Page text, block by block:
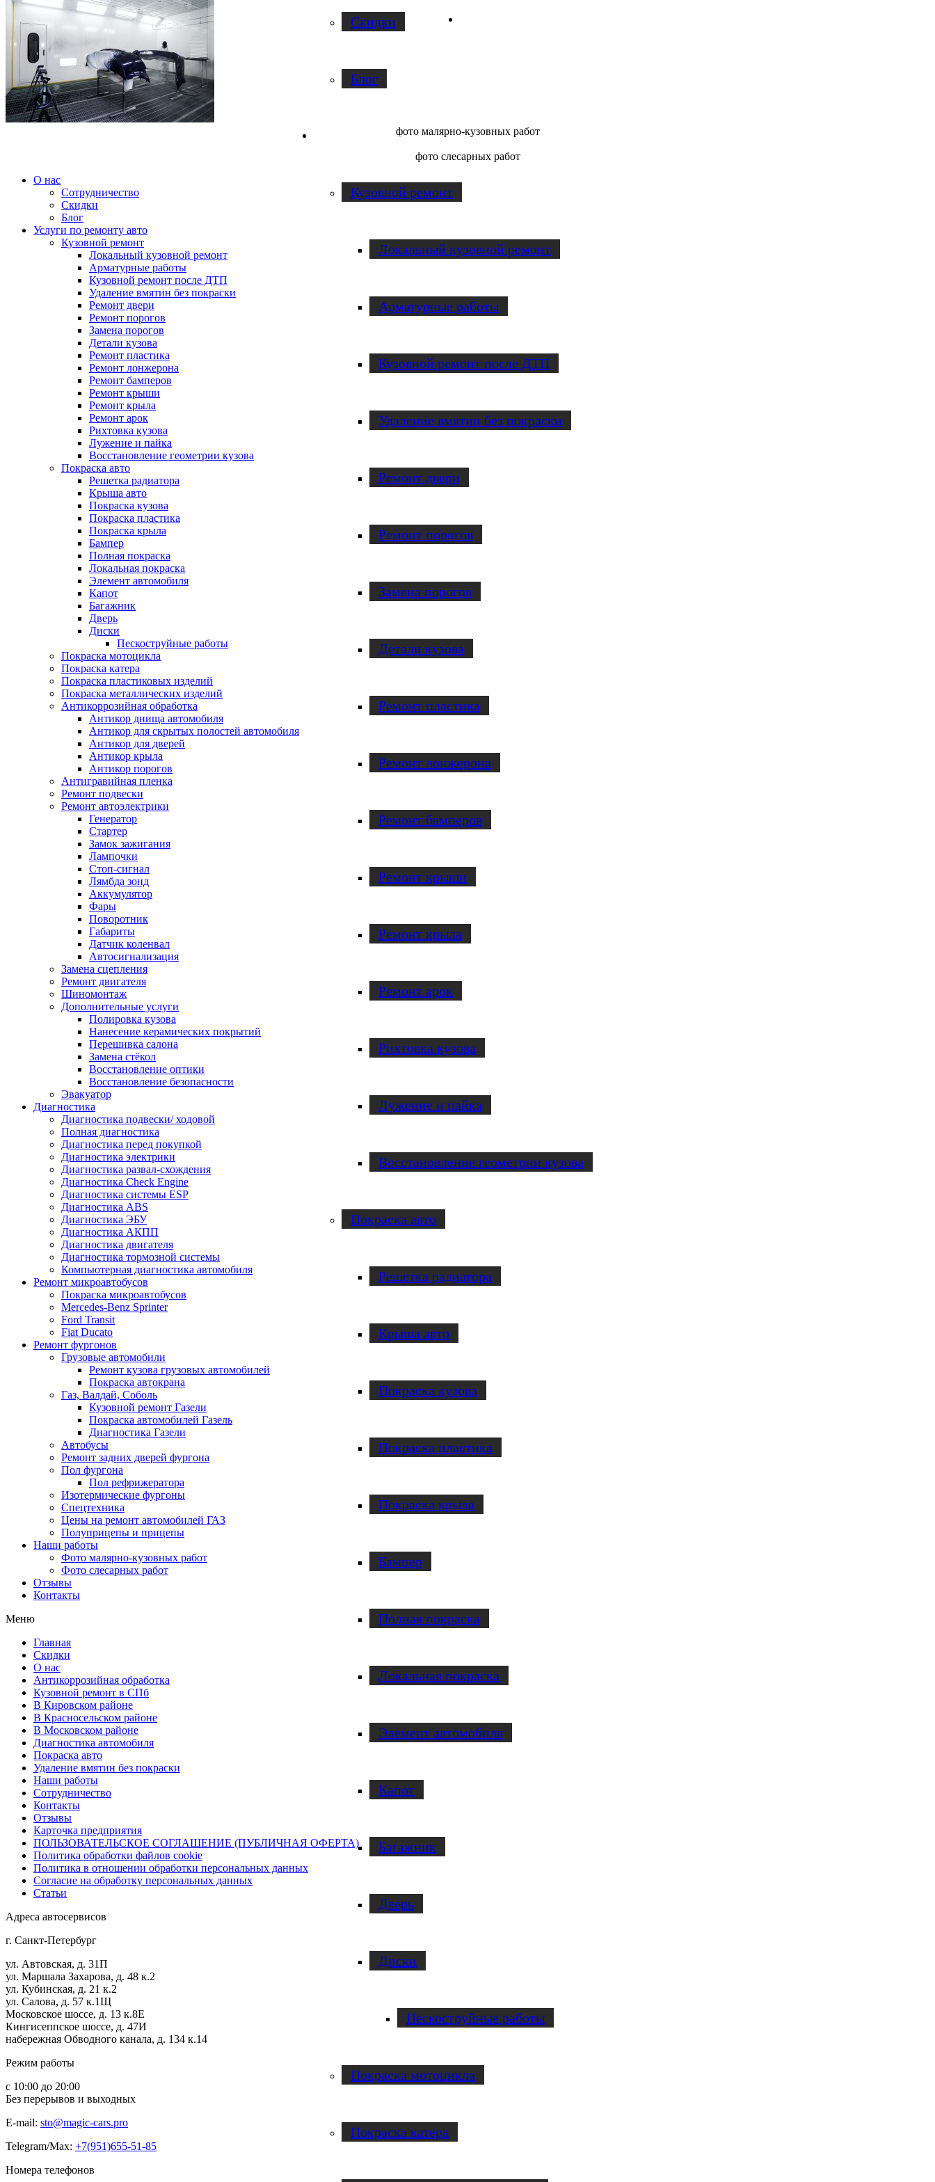
Скидки
Блог
Услуги по ремонту авто
Кузовной ремонт
Локальный кузовной ремонт
Арматурные работы
Кузовной ремонт после ДТП
Удаление вмятин без покраски
Ремонт двери
Ремонт порогов
Замена порогов
Детали кузова
Ремонт пластика
Ремонт лонжерона
Ремонт бамперов
Ремонт крыши
Ремонт крыла
Ремонт арок
Рихтовка кузова
Лужение и пайка
Восстановление геометрии кузова
Покраска авто
Решетка радиатора
Крыша авто
Покраска кузова
Покраска пластика
Покраска крыла
Бампер
Полная покраска
Локальная покраска
Элемент автомобиля
Капот
Багажник
Дверь
Диски
Пескоструйные работы
Покраска мотоцикла
Покраска катера
фото малярно-кузовных работ
фото слесарных работ
О нас
Cотрудничество
Скидки
Блог
Услуги по ремонту авто
Кузовной ремонт
Локальный кузовной ремонт
Арматурные работы
Кузовной ремонт после ДТП
Удаление вмятин без покраски
Ремонт двери
Ремонт порогов
Замена порогов
Детали кузова
Ремонт пластика
Ремонт лонжерона
Ремонт бамперов
Ремонт крыши
Ремонт крыла
Ремонт арок
Рихтовка кузова
Лужение и пайка
Восстановление геометрии кузова
Покраска авто
Решетка радиатора
Крыша авто
Покраска кузова
Покраска пластика
Покраска крыла
Бампер
Полная покраска
Локальная покраска
Элемент автомобиля
Капот
Багажник
Дверь
Диски
Пескоструйные работы
Покраска мотоцикла
Покраска катера
Покраска пластиковых изделий
Покраска металлических изделий
Антикоррозийная обработка
Антикор днища автомобиля
Антикор для скрытых полостей автомобиля
Антикор для дверей
Антикор крыла
Антикор порогов
Антигравийная пленка
Ремонт подвески
Ремонт автоэлектрики
Генератор
Стартер
Замок зажигания
Лампочки
Стоп-сигнал
Лямбда зонд
Аккумулятор
Фары
Поворотник
Габариты
Датчик коленвал
Автосигнализация
Замена сцепления
Ремонт двигателя
Шиномонтаж
Дополнительные услуги
Полировка кузова
Нанесение керамических покрытий
Перешивка салона
Замена стёкол
Восстановление оптики
Восстановление безопасности
Эвакуатор
Диагностика
Диагностика подвески/ ходовой
Полная диагностика
Диагностика перед покупкой
Диагностика электрики
Диагностика развал-схождения
Диагностика Check Engine
Диагностика системы ESP
Диагностика ABS
Диагностика ЭБУ
Диагностика АКПП
Диагностика двигателя
Диагностика тормозной системы
Компьютерная диагностика автомобиля
Ремонт микроавтобусов
Покраска микроавтобусов
Mercedes-Benz Sprinter
Ford Transit
Fiat Ducato
Ремонт фургонов
Грузовые автомобили
Ремонт кузова грузовых автомобилей
Покраска автокрана
Газ, Валдай, Соболь
Кузовной ремонт Газели
Покраска автомобилей Газель
Диагностика Газели
Автобусы
Ремонт задних дверей фургона
Пол фургона
Пол рефрижератора
Изотермические фургоны
Спецтехника
Цены на ремонт автомобилей ГАЗ
Полуприцепы и прицепы
Наши работы
Фото малярно-кузовных работ
Фото слесарных работ
Отзывы
Контакты
Меню
Главная
Скидки
О нас
Антикоррозийная обработка
Кузовной ремонт в СПб
В Кировском районе
В Красносельском районе
В Московском районе
Диагностика автомобиля
Покраска авто
Удаление вмятин без покраски
Наши работы
Cотрудничество
Контакты
Отзывы
Карточка предприятия
ПОЛЬЗОВАТЕЛЬСКОЕ СОГЛАШЕНИЕ (ПУБЛИЧНАЯ ОФЕРТА)
Политика обработки файлов cookie
Политика в отношении обработки персональных данных
Согласие на обработку персональных данных
Статьи
Адреса автосервисов
г. Санкт-Петербург
ул. Автовская, д. 31П
ул. Маршала Захарова, д. 48 к.2
ул. Кубинская, д. 21 к.2
ул. Салова, д. 57 к.1Щ
Московское шоссе, д. 13 к.8Е
Кингисеппское шоссе, д. 47И
набережная Обводного канала, д. 134 к.14
Режим работы
с 10:00 до 20:00
Без перерывов и выходных
E-mail: sto@magic-cars.pro
Telegram/Max: +7(951)655-51-85
Номера телефонов